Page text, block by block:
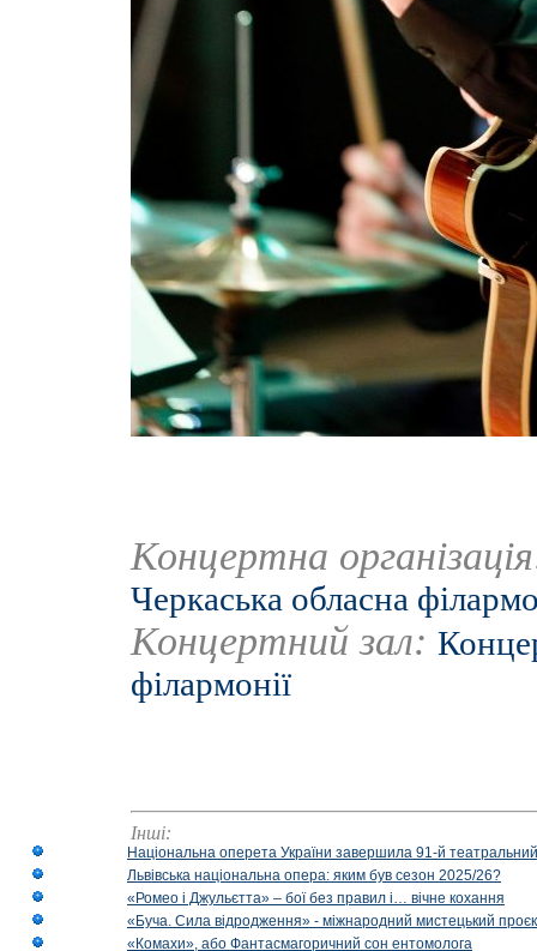
Концертна
Черкаська обласна
Концертний зал:
філармонії
Інші:
Національна оперета України завершила 91-й
Львівська національна опера: яким був сезон 2025/26?
«Ромео і Джульєтта» – бої без правил і… вічне кохання
«Буча. Сила відродження» - міжнародний мистецький
«Комахи», або Фантасмагоричний сон ентомолога